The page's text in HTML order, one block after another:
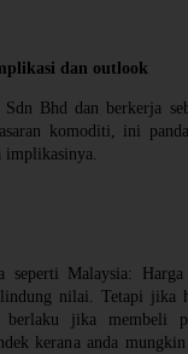
dan outlook
Bhd dan berkerja
komoditi, ini
implikasinya.
seperti Malaysia:
lindung nilai. Tetapi jika
jika membeli
kerana anda